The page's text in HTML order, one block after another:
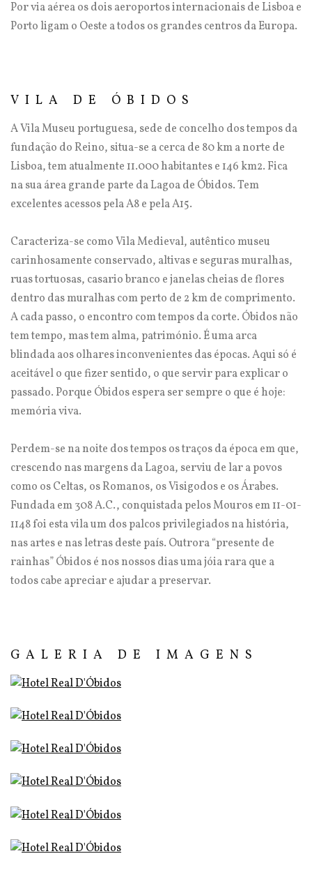
Por via aérea os dois aeroportos internacionais de Lisboa e
Porto ligam o Oeste a todos os grandes centros da Europa.
VILA DE ÓBIDOS
A Vila Museu portuguesa, sede de concelho dos tempos da
fundação do Reino, situa-se a cerca de 80 km a norte de
Lisboa, tem atualmente 11.000 habitantes e 146 km2. Fica
na sua área grande parte da Lagoa de Óbidos. Tem
excelentes acessos pela A8 e pela A15.
Caracteriza-se como Vila Medieval, autêntico museu
carinhosamente conservado, altivas e seguras muralhas,
ruas tortuosas, casario branco e janelas cheias de flores
dentro das muralhas com perto de 2 km de comprimento.
A cada passo, o encontro com tempos da corte. Óbidos não
tem tempo, mas tem alma, património. É uma arca
blindada aos olhares inconvenientes das épocas. Aqui só é
aceitável o que fizer sentido, o que servir para explicar o
passado. Porque Óbidos espera ser sempre o que é hoje:
memória viva.
Perdem-se na noite dos tempos os traços da época em que,
crescendo nas margens da Lagoa, serviu de lar a povos
como os Celtas, os Romanos, os Visigodos e os Árabes.
Fundada em 308 A.C., conquistada pelos Mouros em 11-01-
1148 foi esta vila um dos palcos privilegiados na história,
nas artes e nas letras deste país. Outrora “presente de
rainhas” Óbidos é nos nossos dias uma jóia rara que a
todos cabe apreciar e ajudar a preservar.
GALERIA DE IMAGENS